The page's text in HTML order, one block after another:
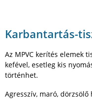
Karbantartás-
Az MPVC kerítés elemek
kefével, esetleg kis
történhet.
Agresszív, maró,